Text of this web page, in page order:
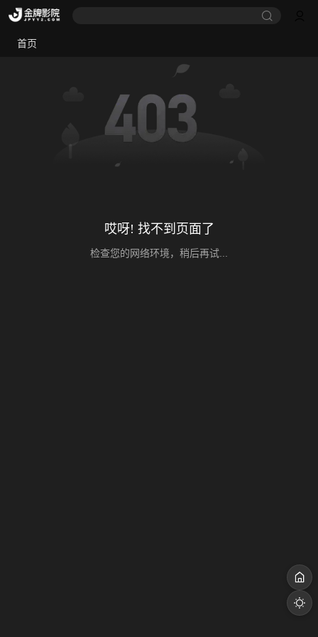
首页
哎呀! 找不到页面了
检查您的网络环境，稍后再试...